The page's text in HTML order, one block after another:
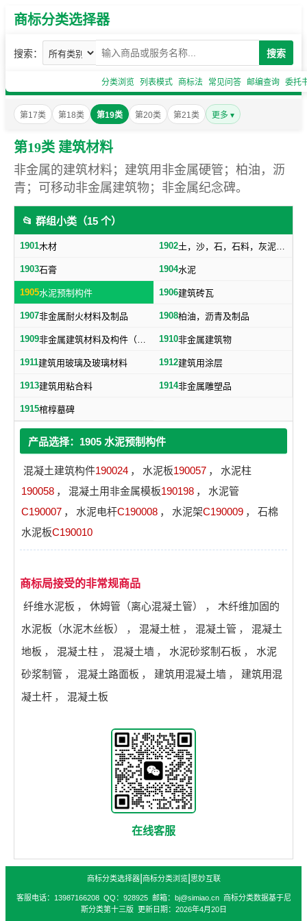
商标分类选择器
搜索： 搜索
分类浏览 列表模式 商标法 常见问答 邮编查询 委托
第17类 第18类 第19类 第20类 第21类 更多 ▾
第19类 建筑材料
非金属的建筑材料；建筑用非金属硬管；柏油，沥
青；可移动非金属建筑物；非金属纪念碑。
📂 群组小类（15 个）
1901木材 1902 土，沙，石，石料，灰泥，炉渣等建筑用料
1903石膏 1904水泥
1905水泥预制构件 1906建筑砖瓦
1907非金属耐火材料及制品 1908柏油，沥青及制品
1909 非金属建筑材料及构件（不包括水泥预制构件） 1910非金属建筑物
1911建筑用玻璃及玻璃材料 1912建筑用涂层
1913建筑用粘合料 1914非金属雕塑品
1915棺椁墓碑
产品选择：1905 水泥预制构件
混凝土建筑构件190024 ， 水泥板190057 ，
水泥柱
190058 ， 混凝土用非金属模板190198 ，
水泥管
C190007 ， 水泥电杆C190008 ， 水泥架C190009 ，
石棉
水泥板C190010
商标局接受的非常规商品
纤维水泥板 ， 休姆管（离心混凝土管） ，
木纤维加固的
水泥板（水泥木丝板）
， 混凝土桩 ， 混凝土管 ，
混凝土
地板 ， 混凝土柱 ， 混凝土墙 ， 水泥砂浆制石板 ，
水泥
砂浆制管 ， 混凝土路面板 ， 建筑用混凝土墙 ，
建筑用混
凝土杆 ， 混凝土板
在线客服
商标分类选择器| 商标分类浏览| 思妙互联
客服电话：13987166208 QQ：928925 邮箱：bj@simiao.cn 商标分类数据基于尼
斯分类第十三版 更新日期：2026年4月20日